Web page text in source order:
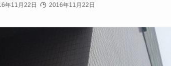
年11月22日 2016年11月22日